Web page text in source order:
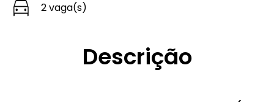
2 vaga(s)
Descrição